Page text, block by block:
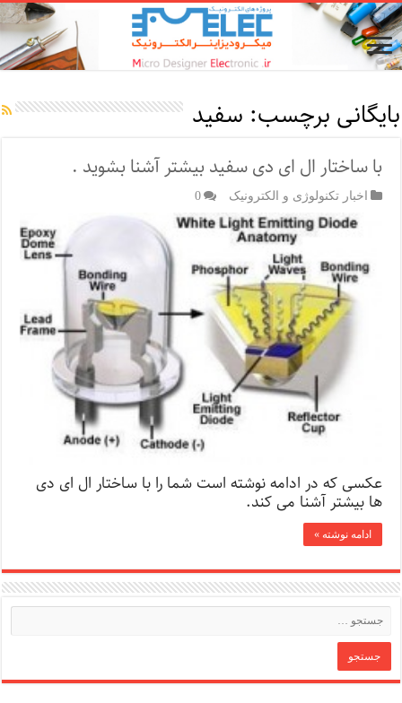
بایگانی برچسب: سفید
با ساختار ال ای دی سفید بیشتر آشنا بشوید .
اخبار تکنولوژی و الکترونیک 0
عکسی که در ادامه نوشته است شما را با ساختار ال ای دی
ها بیشتر آشنا می کند.
ادامه نوشته »